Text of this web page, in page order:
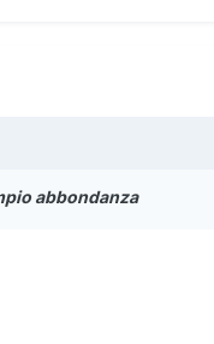
abbondanza